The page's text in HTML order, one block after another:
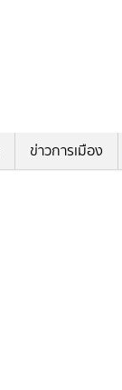
ข่าวการเมือง